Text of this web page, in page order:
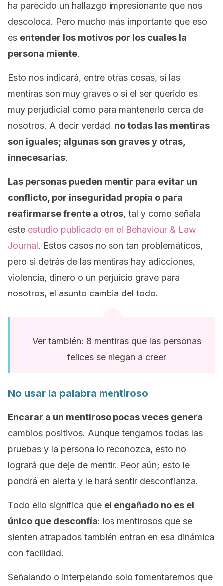
ha parecido un hallazgo impresionante que nos
descoloca. Pero mucho más importante que eso
es entender los motivos por los cuales la
persona miente.
Esto nos indicará, entre otras cosas, si las
mentiras son muy graves o si el ser querido es
muy perjudicial como para mantenerlo cerca de
nosotros. A decir verdad, no todas las mentiras
son iguales; algunas son graves y otras,
innecesarias.
Las personas pueden mentir para evitar un
conflicto, por inseguridad propia o para
reafirmarse frente a otros, tal y como señala
este estudio publicado en el Behaviour & Law
Journal. Estos casos no son tan problemáticos,
pero si detrás de las mentiras hay adicciones,
violencia, dinero o un perjuicio grave para
nosotros, el asunto cambia del todo.
Ver también: 8 mentiras que las personas
felices se niegan a creer
No usar la palabra mentiroso
Encarar a un mentiroso pocas veces genera
cambios positivos. Aunque tengamos todas las
pruebas y la persona lo reconozca, esto no
logrará que deje de mentir. Peor aún; esto le
pondrá en alerta y le hará sentir desconfianza.
Todo ello significa que el engañado no es el
único que desconfía: los mentirosos que se
sienten atrapados también entran en esa dinámica
con facilidad.
Señalando o interpelando solo fomentaremos que